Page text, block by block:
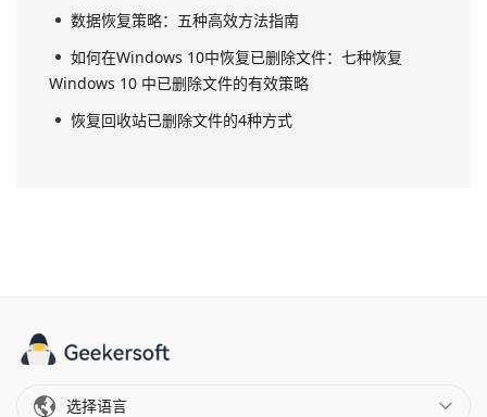
数据恢复策略：五种高效方法指南
如何在Windows 10中恢复已删除文件：七种恢复
Windows 10 中已删除文件的有效策略
恢复回收站已删除文件的4种方式
选择语言